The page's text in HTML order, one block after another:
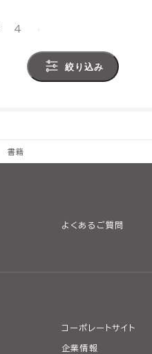
4
絞り込み
書籍
よくあるご質問
コーポレートサイト
企業情報